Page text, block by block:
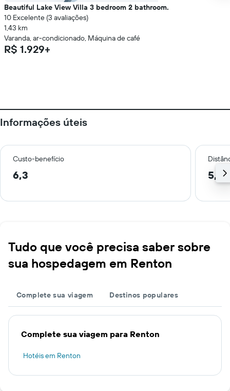
Beautiful Lake View Villa 3 bedroom 2 bathroom.
10 Excelente (3 avaliações)
1,43 km
Varanda, ar-condicionado, Máquina de café
R$ 1.929+
Informações úteis
Custo-benefício
6,3 5,9
Tudo que você precisa saber sobre
sua hospedagem em Renton
Complete sua viagem Destinos populares
Complete sua viagem para Renton
Hotéis em Renton